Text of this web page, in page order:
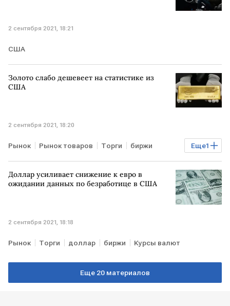
2 сентября 2021, 18:21
США
Золото слабо дешевеет на статистике из
США
2 сентября 2021, 18:20
Еще1
Рынок Рынок товаров Торги биржи
золото
Доллар усиливает снижение к евро в
ожидании данных по безработице в США
2 сентября 2021, 18:18
Рынок Торги доллар биржи Курсы валют
Еще 20 материалов